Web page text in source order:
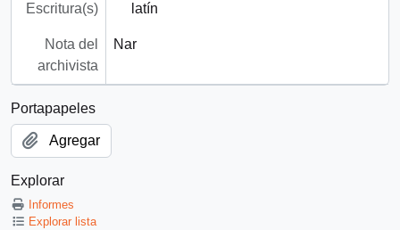
Escritura(s) latín
Nota del
archivista
Nar
Portapapeles
Agregar
Explorar
Informes
Explorar lista